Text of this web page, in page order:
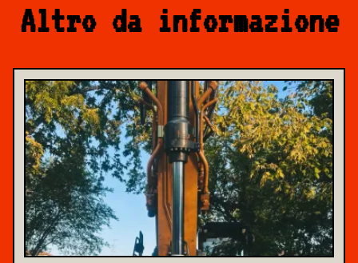
Altro da informazione